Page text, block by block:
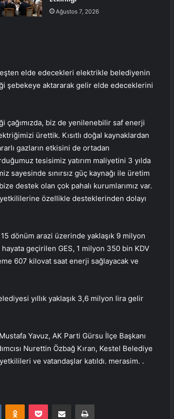
Ağustos 7, 2026
elde edecekleri elektrikle belediyenin
şebekeye aktararak gelir elde edeceklerini
çağımızda, biz de yenilenebilir saf enerji
ürettik. Kısıtlı doğal kaynaklardan
gazların etkisini de ortadan
tesisimiz yatırım maliyetini 3 yılda
sayesinde sınırsız güç kaynağı ile üretim
destek olan çok pahalı kurumlarımız var.
yetkililerine özellikle desteklerinden dolayı
dönüm arazi üzerinde yaklaşık 9 milyon
geçirilen GES, 1 milyon 350 bin KDV
607 kilovat saat enerji sağlayacak ve
yıllık yaklaşık 3,6 milyon lira gelir
Yavuz, AK Parti Gürsu İlçe Başkanı
Nurettin Özbağ Kıran, Kestel Belediye
ve vatandaşlar katıldı. merasim. .
VKontakteOdnoklassniki
Pocket E-Posta ile paylaş Yazdır